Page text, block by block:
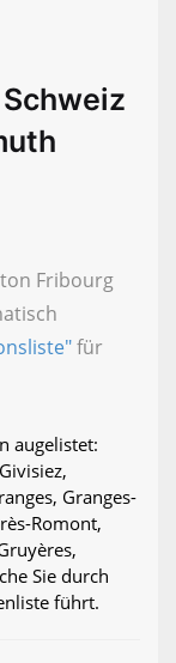
Fribourg
für
augelistet:
Granges-
Romont,
Sie durch
führt.